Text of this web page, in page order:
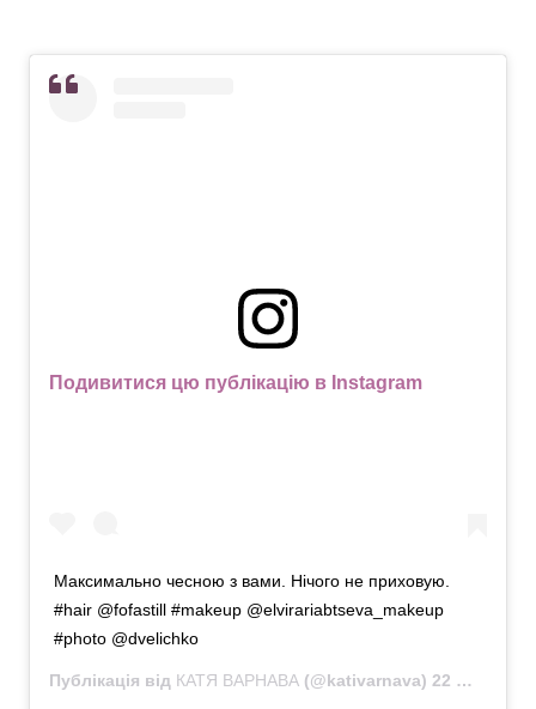
Подивитися цю публікацію в Instagram
Максимально чесною з вами. Нічого не приховую.
#hair @fofastill #makeup @elvirariabtseva_makeup
#photo @dvelichko
Публікація від КАТЯ ВАРНАВА (@kativarnava) 22 Жов 2019 о 7:11 PDT